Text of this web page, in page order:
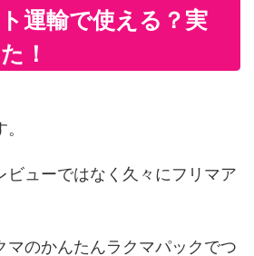
運輸で使える？実
！
ビューではなく久々にフリマア
マのかんたんラクマパックでつ